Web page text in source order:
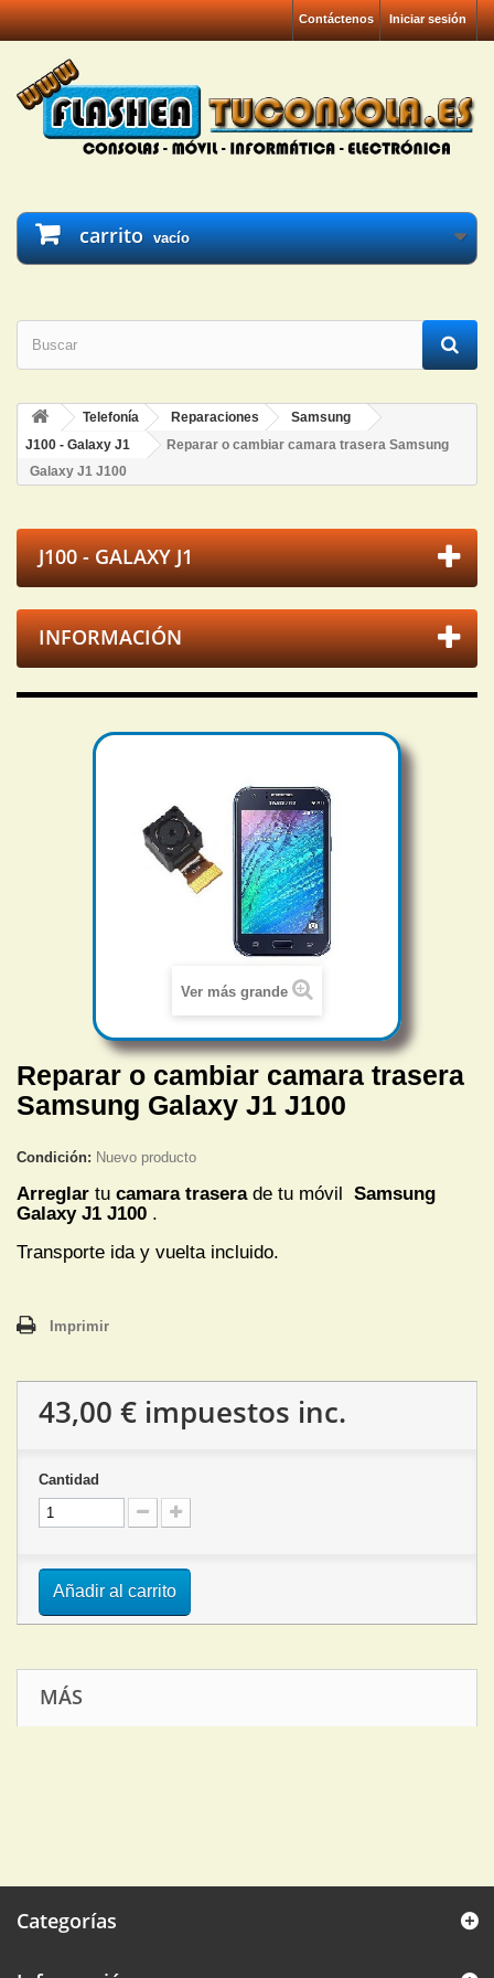
Iniciar sesión
Contáctenos
carrito vacío
Telefonía Reparaciones
Samsung
J100 - Galaxy J1
Reparar o cambiar camara trasera Samsung
Galaxy J1 J100
J100 - GALAXY J1
INFORMACIÓN
Ver más grande
Reparar o cambiar camara trasera
Samsung Galaxy J1 J100
Condición: Nuevo producto
Arreglar tu camara trasera de tu móvil
Samsung
Galaxy J1 J100 .
Transporte ida y vuelta incluido.
Imprimir
43,00 € impuestos inc.
Cantidad
Añadir al carrito
MÁS
Categorías